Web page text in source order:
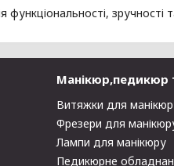
функціональності, зручності
Манікюр,педикюр
Витяжки для
Фрезери для
Лампи для манікюру
Педикюрне